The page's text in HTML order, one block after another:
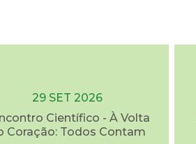
29 SET 2026
Científico - À Volta
Coração: Todos Contam